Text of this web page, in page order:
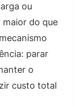
ou
maior do que
parar
o
custo total